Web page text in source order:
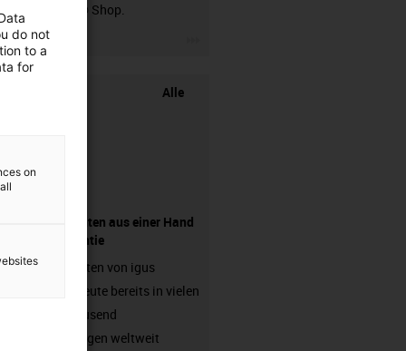
chainflex® Shop.
Alle
Komponenten aus einer Hand
- mit Garantie
Energieketten von igus
arbeiten heute bereits in vielen
hunderttausend
Anwendungen weltweit
do not
to a
for
on